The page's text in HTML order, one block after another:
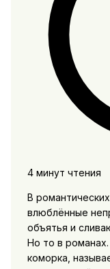
4 минут чтения
В
влюблённые
объятья и
Но то в
коморка,